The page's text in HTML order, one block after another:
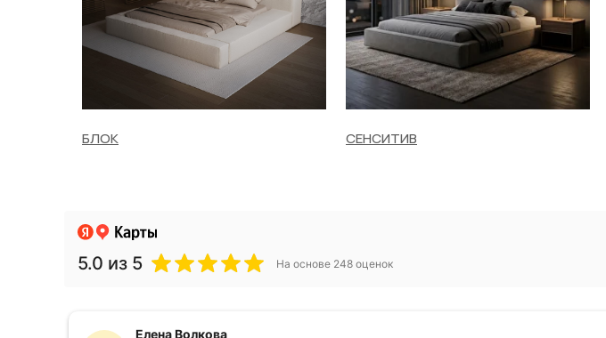
БЛОК СЕНСИТИВ
5.0 из 5 На основе 248 оценок
Елена Волкова